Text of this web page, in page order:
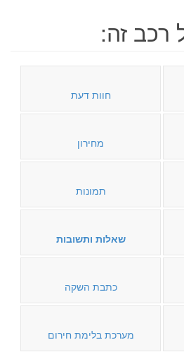
רכב זה:
חוות דעת
מחירון
תמונות
שאלות ותשובות
כתבת השקה
מערכת בלימת חירום